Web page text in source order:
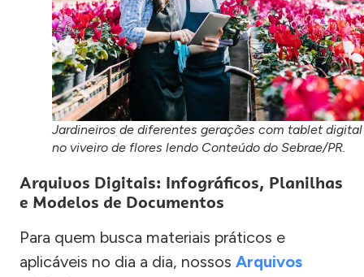
Jardineiros de diferentes gerações com tablet digital
no viveiro de flores lendo Conteúdo do Sebrae/PR.
Arquivos Digitais: Infográficos, Planilhas
e Modelos de Documentos
Para quem busca materiais práticos e
aplicáveis no dia a dia, nossos Arquivos